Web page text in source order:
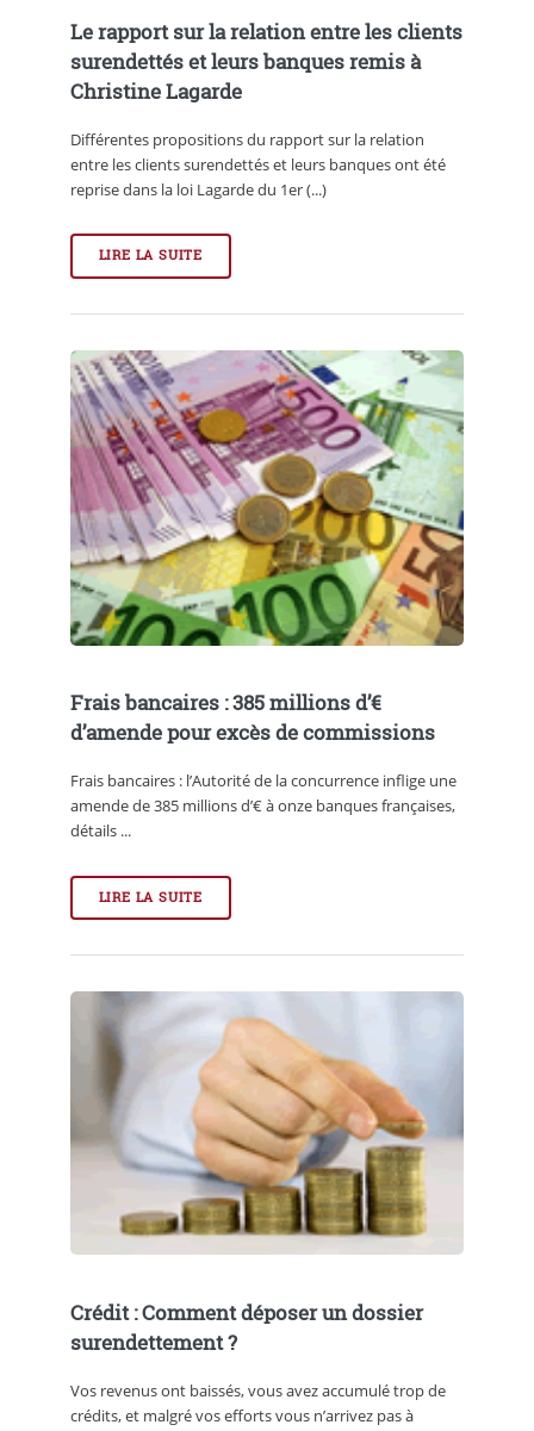
Le rapport sur la relation entre les clients
surendettés et leurs banques remis à
Christine Lagarde
Différentes propositions du rapport sur la relation
entre les clients surendettés et leurs banques ont été
reprise dans la loi Lagarde du 1er (...)
LIRE LA SUITE
Frais bancaires : 385 millions d’€
d’amende pour excès de commissions
Frais bancaires : l’Autorité de la concurrence inflige une
amende de 385 millions d’€ à onze banques françaises,
détails ...
LIRE LA SUITE
Crédit : Comment déposer un dossier
surendettement ?
Vos revenus ont baissés, vous avez accumulé trop de
crédits, et malgré vos efforts vous n’arrivez pas à